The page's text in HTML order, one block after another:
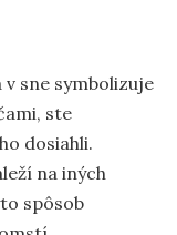
sne symbolizuje
ste
dosiahli.
na iných
spôsob